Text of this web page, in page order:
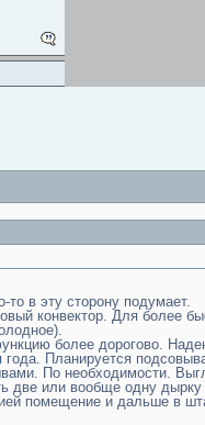
в эту сторону подумает.
конвектор. Для более
более дорогово.
Планируется
По необходимости.
две или вообще одну
помещение и дальше в